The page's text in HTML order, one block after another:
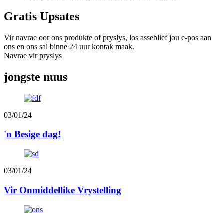
Gratis Upsates
Vir navrae oor ons produkte of pryslys, los asseblief jou e-pos aan
ons en ons sal binne 24 uur kontak maak.
Navrae vir pryslys
jongste nuus
03/01/24
'n Besige dag!
03/01/24
Vir Onmiddellike Vrystelling